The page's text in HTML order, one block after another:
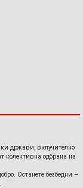
држави, вклучително
колективна одбрана на
Останете безбедни –